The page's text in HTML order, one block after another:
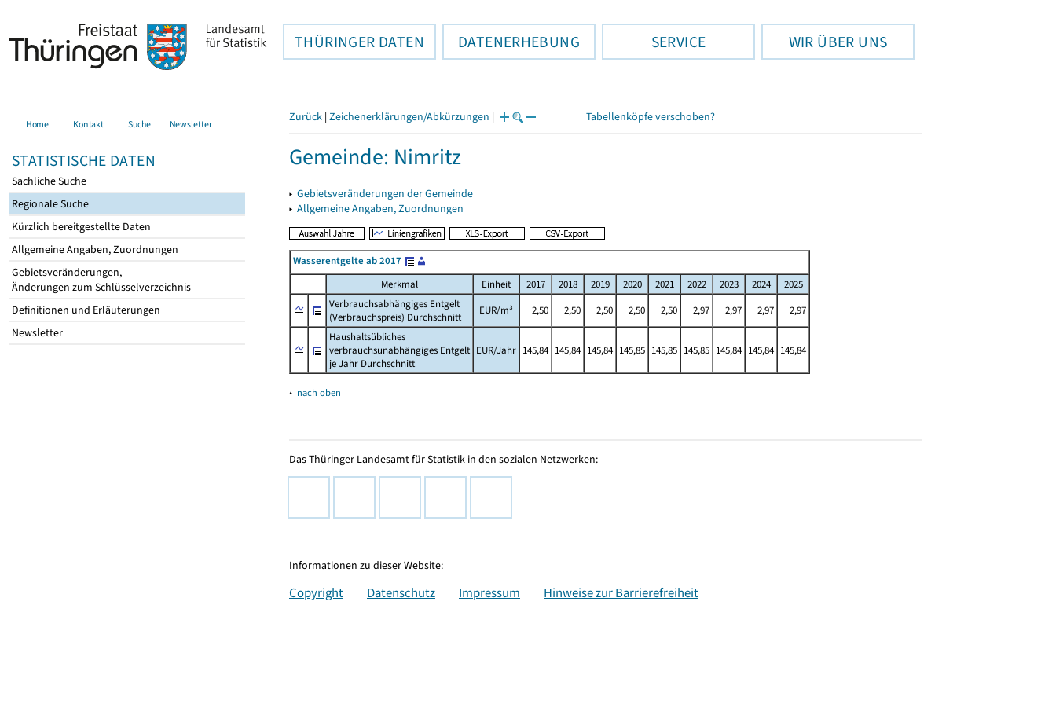
THÜRINGER DATEN DATENERHEBUNG SERVICE WIR ÜBER UNS
Home Kontakt Suche Newsletter
STATISTISCHE DATEN
Sachliche Suche
Regionale Suche
Kürzlich bereitgestellte Daten
Allgemeine Angaben, Zuordnungen
Gebietsveränderungen,
Änderungen zum Schlüsselverzeichnis
Definitionen und Erläuterungen
Newsletter
Zurück | Zeichenerklärungen/Abkürzungen | Tabellenköpfe verschoben?
Gemeinde: Nimritz
▸ Gebietsveränderungen der Gemeinde
▸ Allgemeine Angaben, Zuordnungen
Wasserentgelte ab 2017
Merkmal
Einheit 2017 2018 2019 2020 2021 2022 2023 2024
2025
Verbrauchsabhängiges Entgelt
(Verbrauchspreis) Durchschnitt
EUR/m³ 2,50 2,50 2,50 2,50 2,50 2,97 2,97 2,97
2,97
Haushaltsübliches
verbrauchsunabhängiges Entgelt
je Jahr Durchschnitt
EUR/Jahr 145,84 145,84 145,84 145,85 145,85 145,85 145,84 145,84 145,84
▴ nach oben
Das Thüringer Landesamt für Statistik in den sozialen Netzwerken:
Informationen zu dieser Website:
Copyright Datenschutz Impressum Hinweise zur Barrierefreiheit